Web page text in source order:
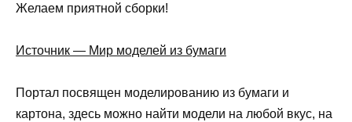
Желаем приятной сборки!
Источник — Мир моделей из бумаги
Портал посвящен моделированию из бумаги и
картона, здесь можно найти модели на любой вкус, на